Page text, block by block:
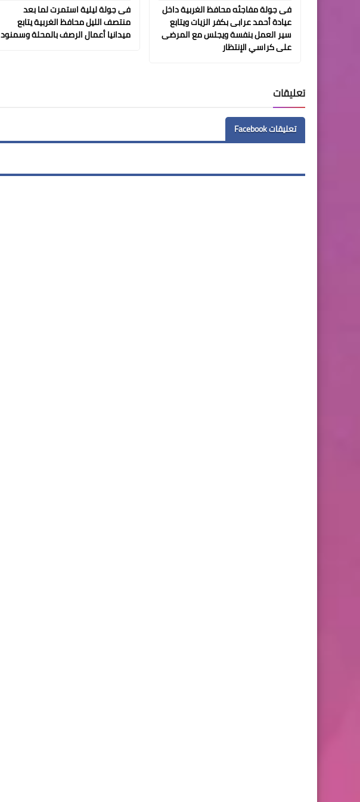
فى جولة مفاجئه محافظ الغربية داخل
عيادة أحمد عرابى بكفر الزيات ويتابع
سير العمل بنفسة ويجلس مع المرضى
على كراسي الإنتظار
فى جولة ليلية استمرت لما بعد
منتصف الليل محافظ الغربية يتابع
ميدانيا أعمال الرصف بالمحلة وسمنود
تعليقات
تعليقات Facebook